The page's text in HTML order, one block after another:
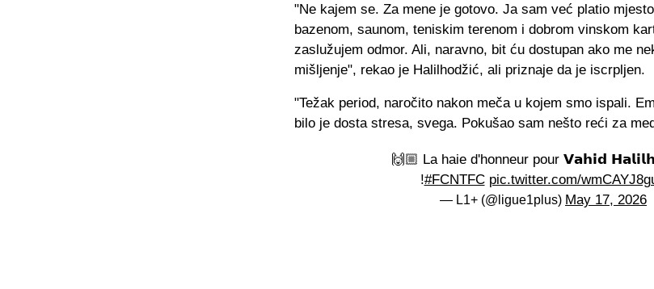
"Ne kajem se. Za mene je gotovo. Ja sam već platio
bazenom, saunom, teniskim terenom i dobrom vinskom
zaslužujem odmor. Ali, naravno, bit ću dostupan ako me
mišljenje", rekao je Halilhodžić, ali priznaje da je iscrpljen.
"Težak period, naročito nakon meča u kojem smo ispali.
bilo je dosta stresa, svega. Pokušao sam nešto reći za
🙌🏼 La haie d'honneur pour 𝗩𝗮𝗵𝗶𝗱
!#FCNTFC pic.twitter.com/
— L1+ (@ligue1plus) May 17, 2026